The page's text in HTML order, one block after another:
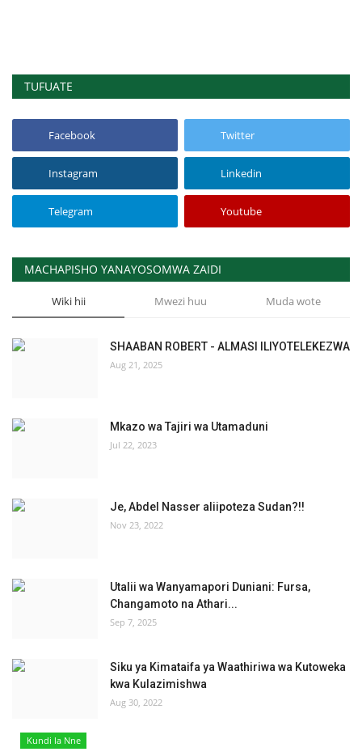
TUFUATE
Facebook Twitter
Instagram Linkedin
Telegram Youtube
MACHAPISHO YANAYOSOMWA ZAIDI
Wiki hii Mwezi huu Muda wote
SHAABAN ROBERT - ALMASI ILIYOTELEKEZWA
Aug 21, 2025
Mkazo wa Tajiri wa Utamaduni
Jul 22, 2023
Je, Abdel Nasser aliipoteza Sudan?!!
Nov 23, 2022
Utalii wa Wanyamapori Duniani: Fursa,
Changamoto na Athari...
Sep 7, 2025
Siku ya Kimataifa ya Waathiriwa wa Kutoweka
kwa Kulazimishwa
Aug 30, 2022
Kundi la Nne